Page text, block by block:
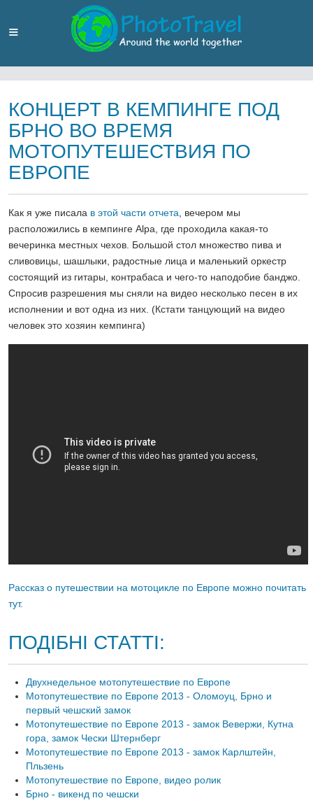
КОНЦЕРТ В КЕМПИНГЕ ПОД
БРНО ВО ВРЕМЯ
МОТОПУТЕШЕСТВИЯ ПО
ЕВРОПЕ
Как я уже писала в этой части отчета , вечером мы
расположились в кемпинге Alpa, где проходила какая-то
вечеринка местных чехов. Большой стол множество пива и
сливовицы, шашлыки, радостные лица и маленький оркестр
состоящий из гитары, контрабаса и чего-то наподобие банджо.
Спросив разрешения мы сняли на видео несколько песен в их
исполнении и вот одна из них. (Кстати танцующий на видео
человек это хозяин кемпинга)
Рассказ о путешествии на мотоцикле по Европе можно почитать
тут.
ПОДІБНІ СТАТТІ:
Двухнедельное мотопутешествие по Европе
Мотопутешествие по Европе 2013 - Оломоуц, Брно и
первый чешский замок
Мотопутешествие по Европе 2013 - замок Вевержи, Кутна
гора, замок Чески Штернберг
Мотопутешествие по Европе 2013 - замок Карлштейн,
Пльзень
Мотопутешествие по Европе, видео ролик
Брно - викенд по чешски